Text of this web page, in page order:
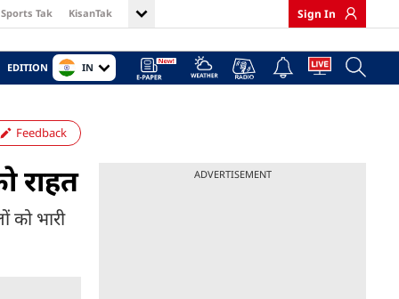
Sports Tak KisanTak Sign In
EDITION IN
Feedback
राहत
को भारी
ADVERTISEMENT